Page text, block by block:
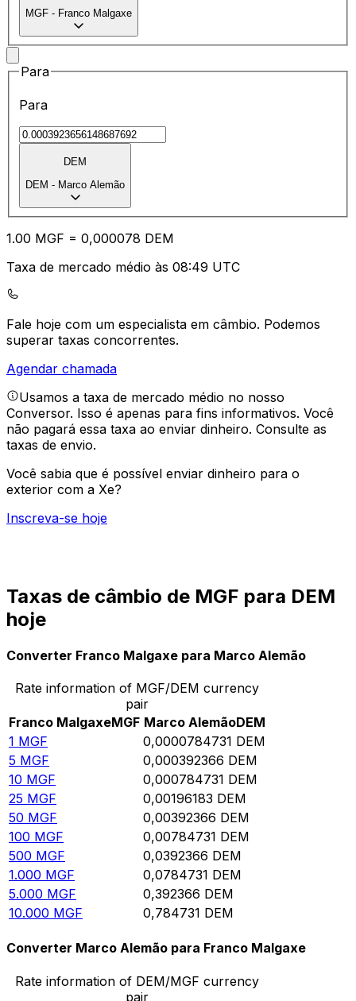
MGF - Franco Malgaxe
Para
Para
DEM
DEM - Marco Alemão
1.00 MGF = 0,000078 DEM
Taxa de mercado médio às 08:49 UTC
Fale hoje com um especialista em câmbio. Podemos
superar taxas concorrentes.
Agendar chamada
Usamos a taxa de mercado médio no nosso
Conversor. Isso é apenas para fins informativos. Você
não pagará essa taxa ao enviar dinheiro. Consulte as
taxas de envio.
Você sabia que é possível enviar dinheiro para o
exterior com a Xe?
Inscreva-se hoje
Taxas de câmbio de MGF para DEM
hoje
Converter Franco Malgaxe para Marco Alemão
Rate information of MGF/DEM currency
pair
Franco MalgaxeMGF Marco AlemãoDEM
1 MGF 0,0000784731 DEM
5 MGF 0,000392366 DEM
10 MGF 0,000784731 DEM
25 MGF 0,00196183 DEM
50 MGF 0,00392366 DEM
100 MGF 0,00784731 DEM
500 MGF 0,0392366 DEM
1.000 MGF 0,0784731 DEM
5.000 MGF 0,392366 DEM
10.000 MGF 0,784731 DEM
Converter Marco Alemão para Franco Malgaxe
Rate information of DEM/MGF currency
pair